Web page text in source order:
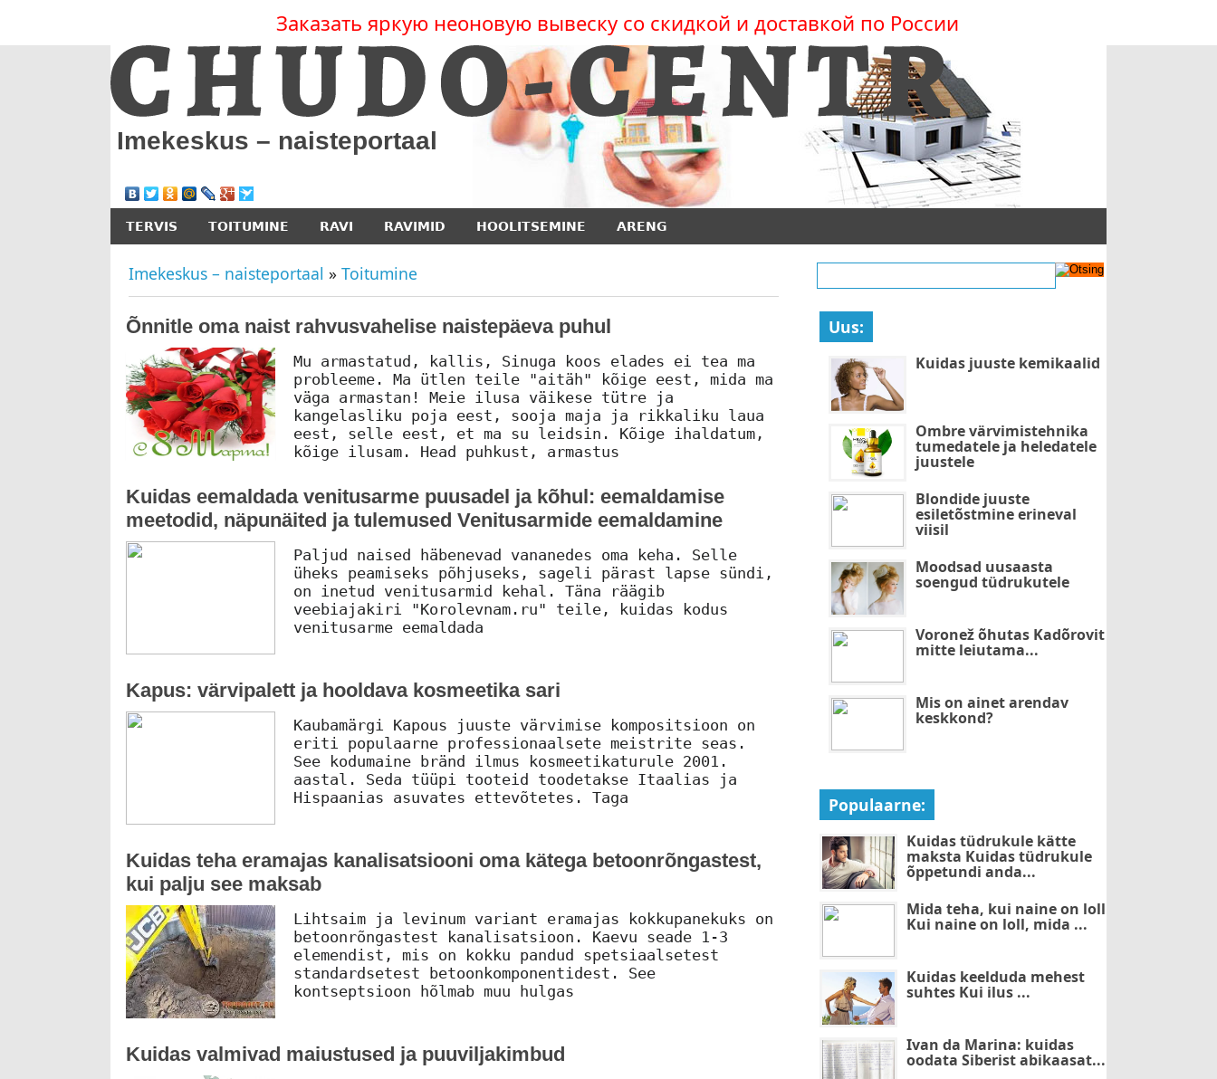
Заказать яркую неоновую вывеску со скидкой и доставкой по России
Imekeskus – naisteportaal
TERVIS TOITUMINE RAVI RAVIMID HOOLITSEMINE ARENG
Imekeskus – naisteportaal » Toitumine
Õnnitle oma naist rahvusvahelise naistepäeva puhul
Mu armastatud, kallis, Sinuga koos elades ei tea ma
probleeme. Ma ütlen teile "aitäh" kõige eest, mida ma
väga armastan! Meie ilusa väikese tütre ja
kangelasliku poja eest, sooja maja ja rikkaliku laua
eest, selle eest, et ma su leidsin. Kõige ihaldatum,
kõige ilusam. Head puhkust, armastus
Kuidas eemaldada venitusarme puusadel ja kõhul: eemaldamise
meetodid, näpunäited ja tulemused Venitusarmide eemaldamine
Paljud naised häbenevad vananedes oma keha. Selle
üheks peamiseks põhjuseks, sageli pärast lapse sündi,
on inetud venitusarmid kehal. Täna räägib
veebiajakiri "Korolevnam.ru" teile, kuidas kodus
venitusarme eemaldada
Kapus: värvipalett ja hooldava kosmeetika sari
Kaubamärgi Kapous juuste värvimise kompositsioon on
eriti populaarne professionaalsete meistrite seas.
See kodumaine bränd ilmus kosmeetikaturule 2001.
aastal. Seda tüüpi tooteid toodetakse Itaalias ja
Hispaanias asuvates ettevõtetes. Taga
Kuidas teha eramajas kanalisatsiooni oma kätega betoonrõngastest,
kui palju see maksab
Lihtsaim ja levinum variant eramajas kokkupanekuks on
betoonrõngastest kanalisatsioon. Kaevu seade 1-3
elemendist, mis on kokku pandud spetsiaalsetest
standardsetest betoonkomponentidest. See
kontseptsioon hõlmab muu hulgas
Kuidas valmivad maiustused ja puuviljakimbud
Uus:
Kuidas juuste kemikaalid
Ombre värvimistehnika
tumedatele ja heledatele
juustele
Blondide juuste
esiletõstmine erineval
viisil
Moodsad uusaasta
soengud tüdrukutele
Voronež õhutas Kadõrovit
mitte leiutama...
Mis on ainet arendav
keskkond?
Populaarne:
Kuidas tüdrukule kätte
maksta Kuidas tüdrukule
õppetundi anda...
Mida teha, kui naine on loll
Kui naine on loll, mida ...
Kuidas keelduda mehest
suhtes Kui ilus ...
Ivan da Marina: kuidas
oodata Siberist abikaasat...